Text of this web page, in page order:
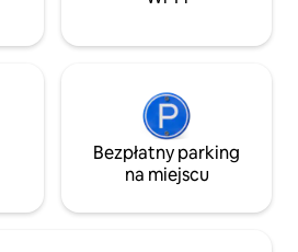
-
Bezpłatny parking
na miejscu